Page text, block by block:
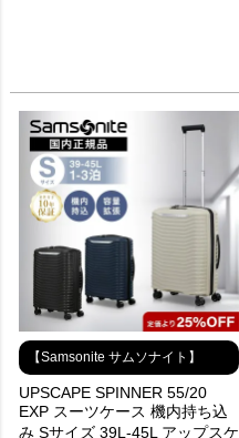
【Samsonite サムソナイト】
UPSCAPE SPINNER 55/20
EXP スーツケース 機内持ち込
み Sサイズ 39L-45L アップスケ